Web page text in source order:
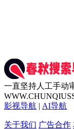
一直坚持人工手动
影视导航 | AI导航
关于我们 广告合作